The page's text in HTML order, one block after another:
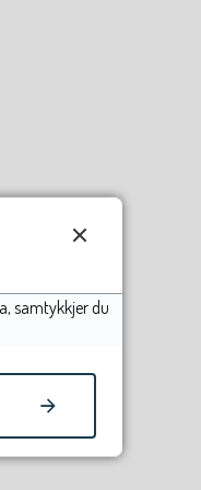
samtykkjer du